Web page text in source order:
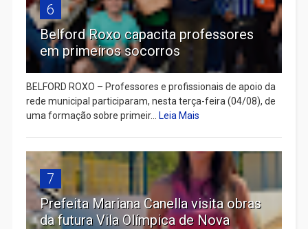
6
Belford Roxo capacita professores
em primeiros socorros
BELFORD ROXO – Professores e profissionais de apoio da
rede municipal participaram, nesta terça-feira (04/08), de
uma formação sobre primeir...
Leia Mais
7
Prefeita Mariana Canella visita obras
da futura Vila Olímpica de Nova